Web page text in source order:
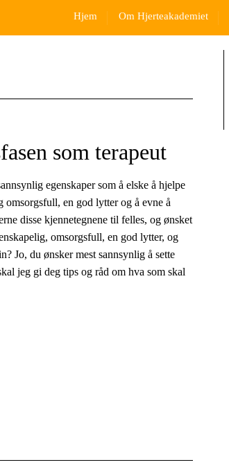
Hjem Om Hjerteakademiet
som terapeut
egenskaper som å elske å hjelpe
en god lytter og å evne å
disse kjennetegnene til felles, og ønsket
omsorgsfull, en god lytter, og
Jo, du ønsker mest sannsynlig å sette
jeg gi deg tips og råd om hva som skal